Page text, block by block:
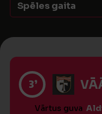
Spēles gaita
3’
Vārtus guva